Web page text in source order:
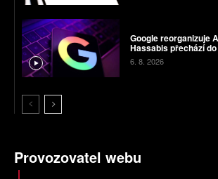
Google reorganizuje
Hassabis přechází
6. 8. 2026
Provozovatel webu